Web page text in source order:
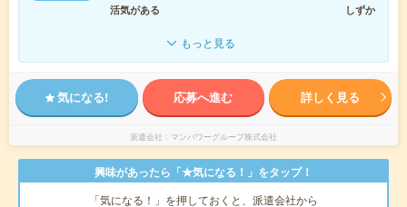
活気がある
しずか
もっと見る
気になる! 応募へ進む 詳しく見る
派遣会社 マンパワーグループ株式会社
興味があったら「★気になる！」をタップ！
「気になる！」を押しておくと、派遣会社から